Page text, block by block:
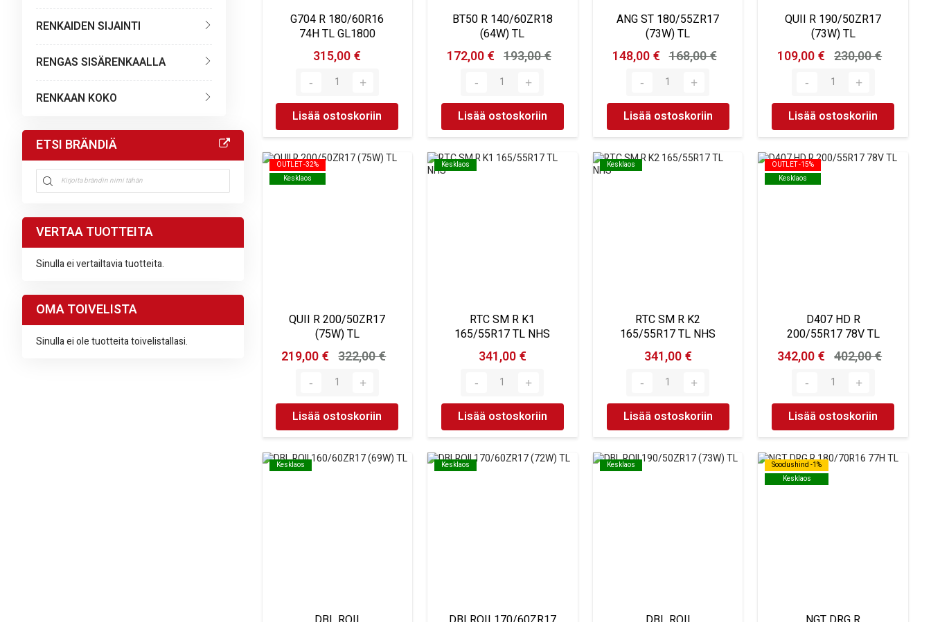
G704 R 180/60R16
74H TL GL1800
315,00 €
Lisää ostoskoriin
BT50 R 140/60ZR18
(64W) TL
172,00 € 193,00 €
Lisää ostoskoriin
ANG ST 180/55ZR17
(73W) TL
148,00 € 168,00 €
Lisää ostoskoriin
QUII R 190/50ZR17
(73W) TL
109,00 € 230,00 €
Lisää ostoskoriin
OUTLET -32%
Kesklaos
OUTLET -32%
Kesklaos
QUII R 200/50ZR17
(75W) TL
219,00 € 322,00 €
Lisää ostoskoriin
Kesklaos
Kesklaos
RTC SM R K1
165/55R17 TL NHS
341,00 €
Lisää ostoskoriin
Kesklaos
Kesklaos
RTC SM R K2
165/55R17 TL NHS
341,00 €
Lisää ostoskoriin
OUTLET -15%
Kesklaos
OUTLET -15%
Kesklaos
D407 HD R
200/55R17 78V TL
342,00 € 402,00 €
Lisää ostoskoriin
Kesklaos
Kesklaos Kesklaos
Kesklaos Kesklaos
Kesklaos
Soodushind -1%
Kesklaos
Soodushind -1%
Kesklaos
RENKAIDEN SIJAINTI
RENGAS SISÄRENKAALLA
RENKAAN KOKO
ETSI BRÄNDIÄ
VERTAA TUOTTEITA
Sinulla ei vertailtavia tuotteita.
OMA TOIVELISTA
Sinulla ei ole tuotteita toivelistallasi.